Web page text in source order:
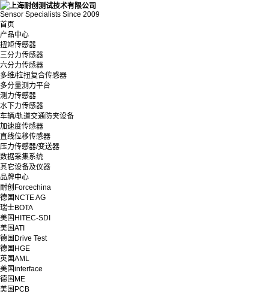
Sensor Specialists Since 2009
首页
产品中心
扭矩传感器
三分力传感器
六分力传感器
多维/拉扭复合传感器
多分量测力平台
测力传感器
水下力传感器
车辆/轨道交通防夹设备
加速度传感器
直线位移传感器
压力传感器/变送器
数据采集系统
其它设备及仪器
品牌中心
耐创Forcechina
德国NCTE AG
瑞士BOTA
美国HITEC-SDI
美国ATI
德国Drive Test
德国HGE
英国AML
美国interface
德国ME
美国PCB